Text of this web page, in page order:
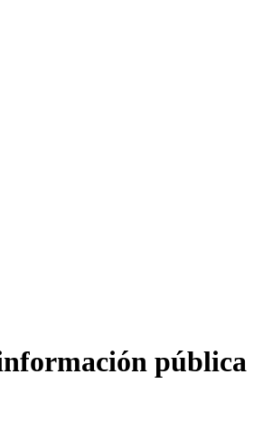
pública